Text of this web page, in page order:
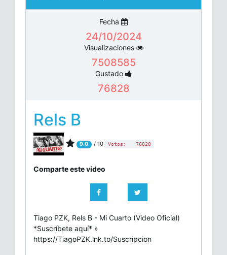
Fecha
24/10/2024
Visualizaciones
7508585
Gustado
76828
Rels B
9.0 / 10 Votos: 76828
Comparte este video
Tiago PZK, Rels B - Mi Cuarto (Video Oficial)
*Suscríbete aquí* »
https://TiagoPZK.lnk.to/Suscripcion